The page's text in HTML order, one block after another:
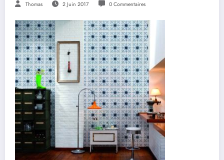
Thomas 2 Juin 2017 0 Commentaires